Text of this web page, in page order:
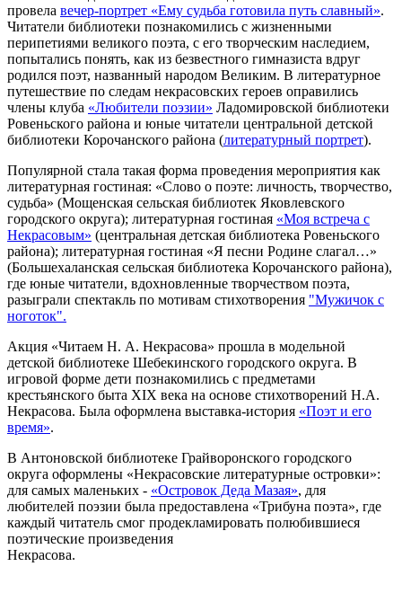
провела вечер-портрет «Ему судьба готовила путь славный».
Читатели библиотеки познакомились с жизненными
перипетиями великого поэта, с его творческим наследием,
попытались понять, как из безвестного гимназиста вдруг
родился поэт, названный народом Великим. В литературное
путешествие по следам некрасовских героев оправились
члены клуба «Любители поэзии» Ладомировской библиотеки
Ровеньского района и юные читатели центральной детской
библиотеки Корочанского района (литературный портрет).
Популярной стала такая форма проведения мероприятия как
литературная гостиная: «Слово о поэте: личность, творчество,
судьба» (Мощенская сельская библиотек Яковлевского
городского округа); литературная гостиная «Моя встреча с
Некрасовым» (центральная детская библиотека Ровеньского
района); литературная гостиная «Я песни Родине слагал…»
(Большехаланская сельская библиотека Корочанского района),
где юные читатели, вдохновленные творчеством поэта,
разыграли спектакль по мотивам стихотворения "Мужичок с
ноготок".
Акция «Читаем Н. А. Некрасова» прошла в модельной
детской библиотеке Шебекинского городского округа. В
игровой форме дети познакомились с предметами
крестьянского быта ХIХ века на основе стихотворений Н.А.
Некрасова. Была оформлена выставка-история «Поэт и его
время».
В Антоновской библиотеке Грайворонского городского
округа оформлены «Некрасовские литературные островки»:
для самых маленьких - «Островок Деда Мазая», для
любителей поэзии была предоставлена «Трибуна поэта», где
каждый читатель смог продекламировать полюбившиеся
поэтические произведения